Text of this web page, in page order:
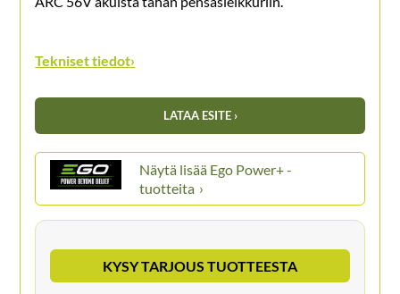
Tekniset tiedot›
LATAA ESITE ›
Ego Power+ -
tuotteita
KYSY TARJOUS TUOTTEESTA